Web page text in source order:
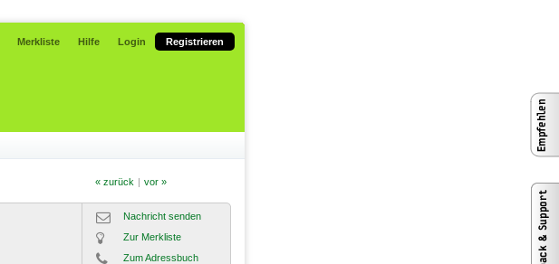
Merkliste Hilfe Login Registrieren
« zurück | vor »
Nachricht senden
Zur Merkliste
Zum Adressbuch